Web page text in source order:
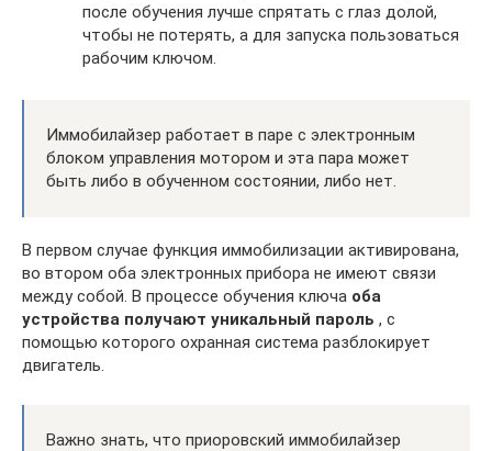
после обучения лучше спрятать с глаз долой,
чтобы не потерять, а для запуска пользоваться
рабочим ключом.
Иммобилайзер работает в паре с электронным
блоком управления мотором и эта пара может
быть либо в обученном состоянии, либо нет.
В первом случае функция иммобилизации активирована,
во втором оба электронных прибора не имеют связи
между собой. В процессе обучения ключа оба
устройства получают уникальный пароль , с
помощью которого охранная система разблокирует
двигатель.
Важно знать, что приоровский иммобилайзер